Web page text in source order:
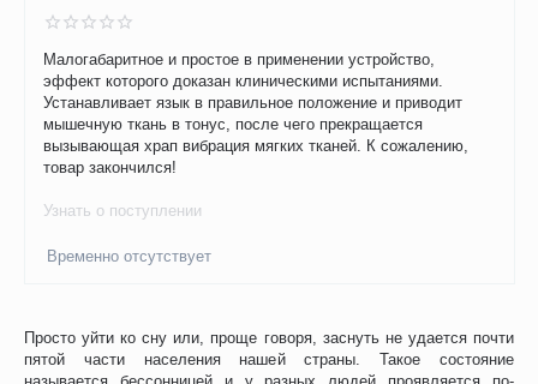
Просто уйти ко сну или, проще говоря, заснуть не удается почти
пятой части населения нашей страны. Такое состояние
Малогабаритное и простое в применении устройство,
эффект которого доказан клиническими испытаниями.
Устанавливает язык в правильное положение и приводит
мышечную ткань в тонус, после чего прекращается
вызывающая храп вибрация мягких тканей. К сожалению,
товар закончился!
Узнать о поступлении
Временно отсутствует